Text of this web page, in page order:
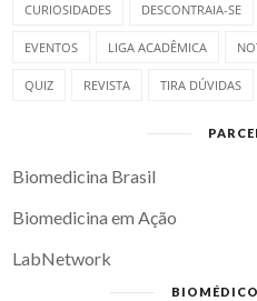
CURIOSIDADES DESCONTRAIA-SE
EVENTOS LIGA ACADÊMICA
QUIZ REVISTA TIRA DÚVIDAS
Biomedicina Brasil
Biomedicina em Ação
LabNetwork